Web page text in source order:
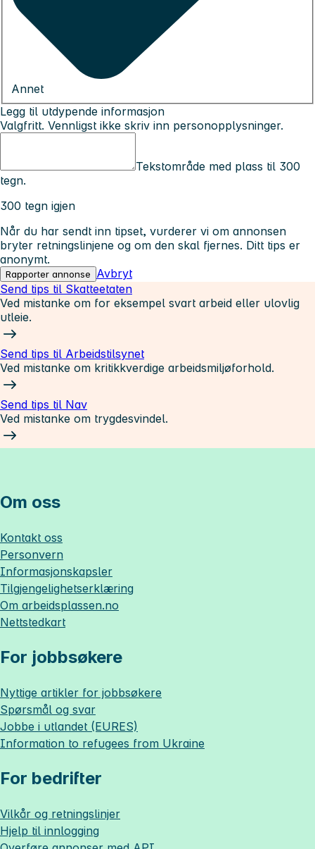
Annet
Legg til utdypende informasjon
Valgfritt. Vennligst ikke skriv inn personopplysninger.
Tekstområde med plass til 300
tegn.
300 tegn igjen
Når du har sendt inn tipset, vurderer vi om annonsen
bryter retningslinjene og om den skal fjernes. Ditt tips er
anonymt.
Rapporter annonse
Avbryt
Send tips til Skatteetaten
Ved mistanke om for eksempel svart arbeid eller ulovlig
utleie.
Send tips til Arbeidstilsynet
Ved mistanke om kritikkverdige arbeidsmiljøforhold.
Send tips til Nav
Ved mistanke om trygdesvindel.
Om oss
Kontakt oss
Personvern
Informasjonskapsler
Tilgjengelighetserklæring
Om arbeidsplassen.no
Nettstedkart
For jobbsøkere
Nyttige artikler for jobbsøkere
Spørsmål og svar
Jobbe i utlandet (EURES)
Information to refugees from Ukraine
For bedrifter
Vilkår og retningslinjer
Hjelp til innlogging